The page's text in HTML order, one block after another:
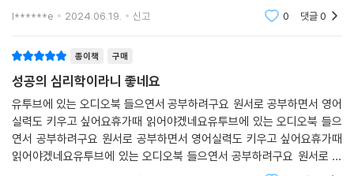
부하면서 영어실력도 키우고 싶어요휴가때 읽어야겠네요
l******e 2024.06.19. 신고 0 댓글0
종이책 구매
성공의 심리학이라니 좋네요
유투브에 있는 오디오북 들으연서 공부하려구요 원서로 공부하면서 영어
실력도 키우고 싶어요휴가때 읽어야겠네요유투브에 있는 오디오북 들으
연서 공부하려구요 원서로 공부하면서 영어실력도 키우고 싶어요휴가때
읽어야겠네요유투브에 있는 오디오북 들으연서 공부하려구요 원서로 공